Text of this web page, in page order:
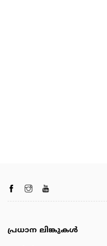
പ്രധാന ലിങ്കുകൾ